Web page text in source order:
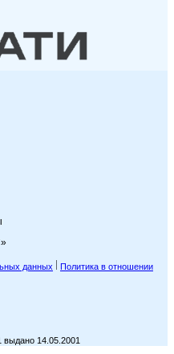
данных
Политика в отношении
14.05.2001